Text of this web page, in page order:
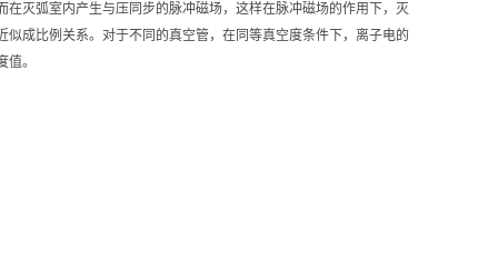
灭弧室内产生与压同步的脉冲磁场，这样在脉冲磁场的作用下，灭
成比例关系。对于不同的真空管，在同等真空度条件下，离子电的
。